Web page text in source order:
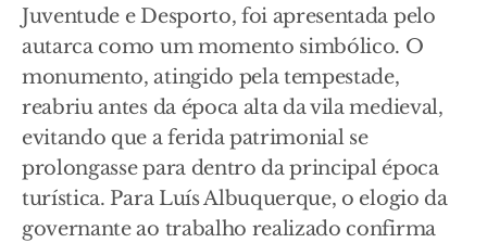
Juventude e Desporto, foi apresentada pelo
autarca como um momento simbólico. O
monumento, atingido pela tempestade,
reabriu antes da época alta da vila medieval,
evitando que a ferida patrimonial se
prolongasse para dentro da principal época
turística. Para Luís Albuquerque, o elogio da
governante ao trabalho realizado confirma